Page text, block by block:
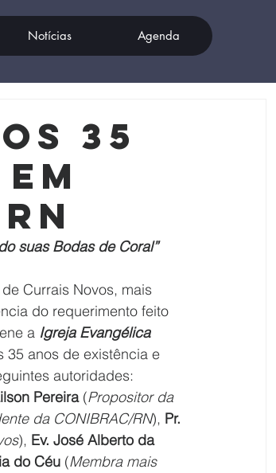
Notícias Agenda
35
suas Bodas de Coral”
Currais Novos, mais
do requerimento feito
a Igreja Evangélica
anos de existência e
autoridades:
Pereira (Propositor da
da CONIBRAC/RN), Pr.
), Ev. José Alberto da
do Céu (Membra mais